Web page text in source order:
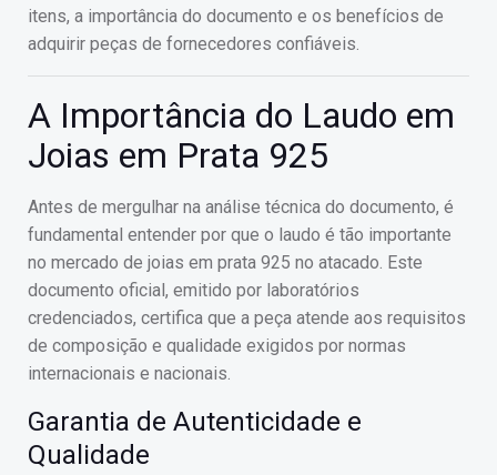
itens, a importância do documento e os benefícios de
adquirir peças de fornecedores confiáveis.
A Importância do Laudo em
Joias em Prata 925
Antes de mergulhar na análise técnica do documento, é
fundamental entender por que o laudo é tão importante
no mercado de joias em prata 925 no atacado. Este
documento oficial, emitido por laboratórios
credenciados, certifica que a peça atende aos requisitos
de composição e qualidade exigidos por normas
internacionais e nacionais.
Garantia de Autenticidade e
Qualidade